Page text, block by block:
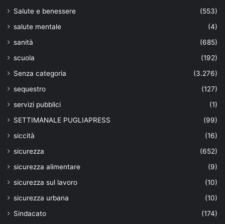
Salute e benessere
(553)
salute mentale
(4)
sanità
(685)
scuola
(192)
Senza categoria
(3.276)
sequestro
(127)
servizi pubblici
(1)
SETTIMANALE PUGLIAPRESS
(99)
siccità
(16)
sicurezza
(652)
sicurezza alimentare
(9)
sicurezza sul lavoro
(10)
sicurezza urbana
(10)
Sindacato
(174)